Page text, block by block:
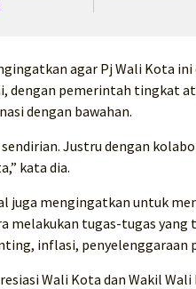
agar Pj Wali Kota
dengan pemerintah tingkat
dengan bawahan.
Justru dengan
kata dia.
juga mengingatkan untuk
melakukan tugas-tugas
inflasi, penyelenggaraan
Wali Kota dan Wakil